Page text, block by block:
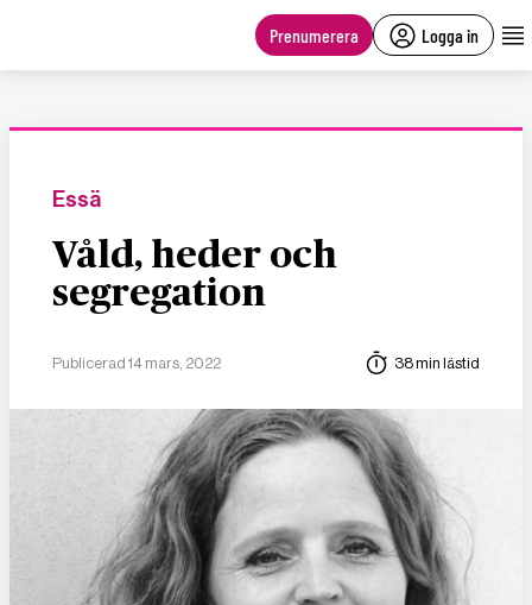
Prenumerera Logga in
Essä
Våld, heder och
segregation
Publicerad 14 mars, 2022 38 min lästid